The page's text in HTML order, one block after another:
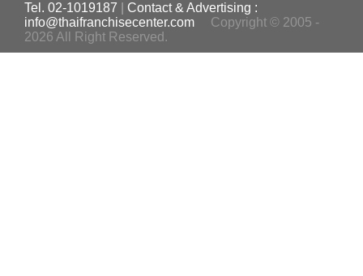
Tel. 02-1019187
Contact & Advertising :
info@thaifranchisecenter.com
Copyright © 2005 -
2026 All Right Reserved.